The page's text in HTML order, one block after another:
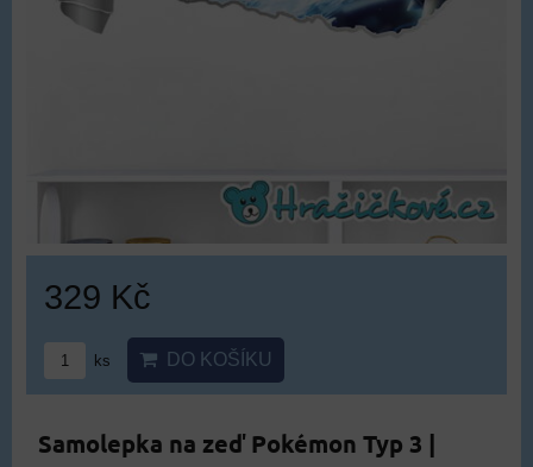
329 Kč
ks DO KOŠÍKU
Samolepka na zeď Pokémon Typ 3 |